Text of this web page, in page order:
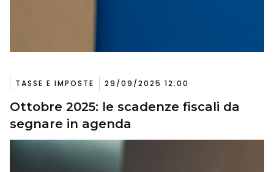
TASSE E IMPOSTE 29/09/2025 12:00
Ottobre 2025: le scadenze fiscali da
segnare in agenda